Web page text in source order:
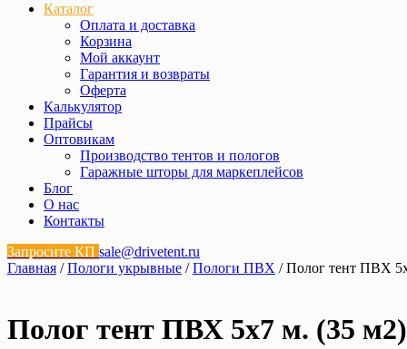
Каталог
Оплата и доставка
Корзина
Мой аккаунт
Гарантия и возвраты
Оферта
Калькулятор
Прайсы
Оптовикам
Производство тентов и пологов
Гаражные шторы для маркеплейсов
Блог
О нас
Контакты
Запросите КП sale@drivetent.ru
Главная /Пологи укрывные /Пологи ПВХ / Полог тент ПВХ
Полог тент ПВХ 5х7 м. (35